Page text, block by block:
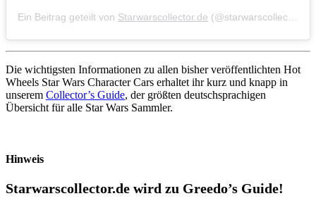
Ein Beitrag geteilt von Starwarscollector.de (@starwarscollector.de) am
Die wichtigsten Informationen zu allen bisher veröffentlichten Hot
Wheels Star Wars Character Cars erhaltet ihr kurz und knapp in
unserem Collector’s Guide, der größten deutschsprachigen
Übersicht für alle Star Wars Sammler.
Hinweis
Starwarscollector.de wird zu Greedo’s Guide!